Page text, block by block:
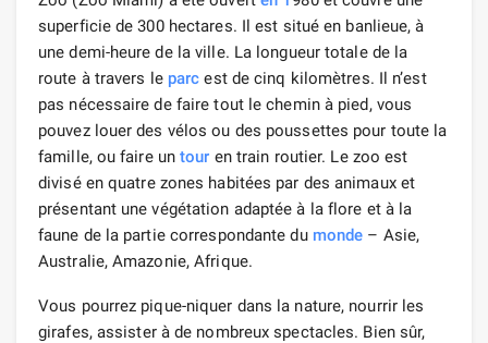
superficie de 300 hectares. Il est situé en banlieue, à
une demi-heure de la ville. La longueur totale de la
route à travers le parc est de cinq kilomètres. Il n’est
pas nécessaire de faire tout le chemin à pied, vous
pouvez louer des vélos ou des poussettes pour toute la
famille, ou faire untour en train routier. Le zoo est
divisé en quatre zones habitées par des animaux et
présentant une végétation adaptée à la flore et à la
faune de la partie correspondante du monde – Asie,
Australie, Amazonie, Afrique.
Vous pourrez pique-niquer dans la nature, nourrir les
girafes, assister à de nombreux spectacles. Bien sûr,